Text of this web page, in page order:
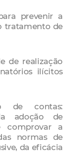
prevenir a
tratamento de
de realização
ilícitos
de contas:
adoção de
comprovar a
normas de
da eficácia